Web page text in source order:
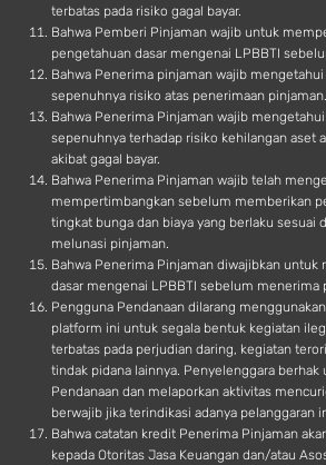
terbatas pada risiko gagal bayar.
Bahwa Pemberi Pinjaman wajib untuk
pengetahuan dasar mengenai LPBBTI
Bahwa Penerima pinjaman wajib
sepenuhnya risiko atas penerimaan pinjaman.
Bahwa Penerima Pinjaman wajib
sepenuhnya terhadap risiko kehilangan aset
akibat gagal bayar.
Bahwa Penerima Pinjaman wajib telah
mempertimbangkan sebelum memberikan
tingkat bunga dan biaya yang berlaku sesuai
melunasi pinjaman.
Bahwa Penerima Pinjaman diwajibkan
dasar mengenai LPBBTI sebelum menerima
Pengguna Pendanaan dilarang
platform ini untuk segala bentuk kegiatan
terbatas pada perjudian daring, kegiatan
tindak pidana lainnya. Penyelenggara
Pendanaan dan melaporkan aktivitas
berwajib jika terindikasi adanya pelanggaran
Bahwa catatan kredit Penerima Pinjaman
kepada Otoritas Jasa Keuangan dan/atau